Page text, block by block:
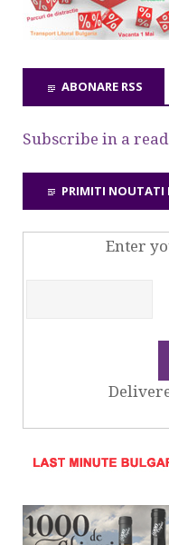
ABONARE RSS
Subscribe in a
PRIMITI NOUTATI
Enter